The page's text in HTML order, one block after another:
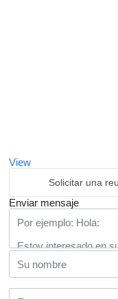
View
Solicitar una
Enviar mensaje